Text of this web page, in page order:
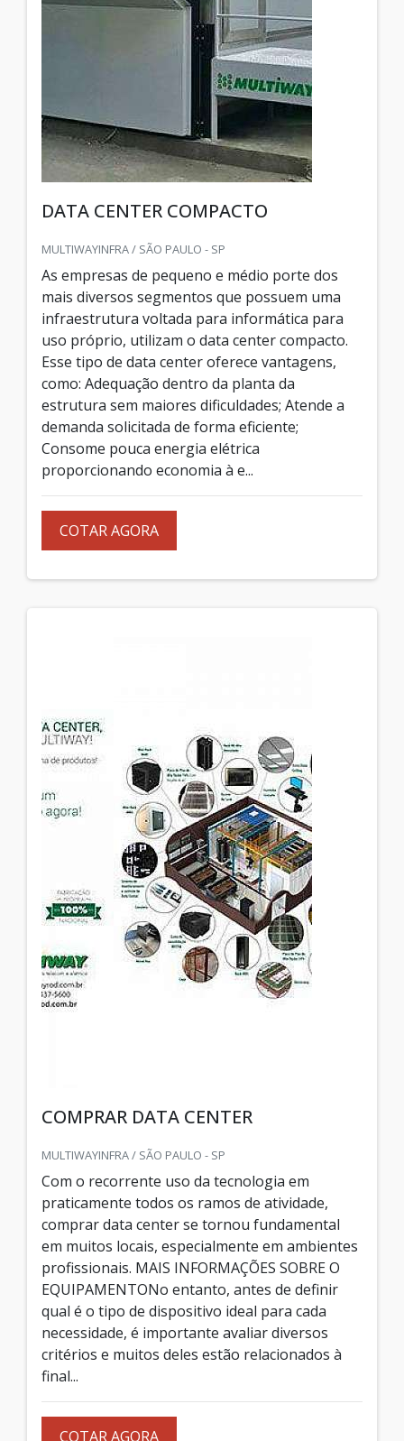
DATA CENTER COMPACTO
MULTIWAYINFRA / SÃO PAULO - SP
As empresas de pequeno e médio porte dos
mais diversos segmentos que possuem uma
infraestrutura voltada para informática para
uso próprio, utilizam o data center compacto.
Esse tipo de data center oferece vantagens,
como: Adequação dentro da planta da
estrutura sem maiores dificuldades; Atende a
demanda solicitada de forma eficiente;
Consome pouca energia elétrica
proporcionando economia à e...
COTAR AGORA
COMPRAR DATA CENTER
MULTIWAYINFRA / SÃO PAULO - SP
Com o recorrente uso da tecnologia em
praticamente todos os ramos de atividade,
comprar data center se tornou fundamental
em muitos locais, especialmente em ambientes
profissionais. MAIS INFORMAÇÕES SOBRE O
EQUIPAMENTONo entanto, antes de definir
qual é o tipo de dispositivo ideal para cada
necessidade, é importante avaliar diversos
critérios e muitos deles estão relacionados à
final...
COTAR AGORA